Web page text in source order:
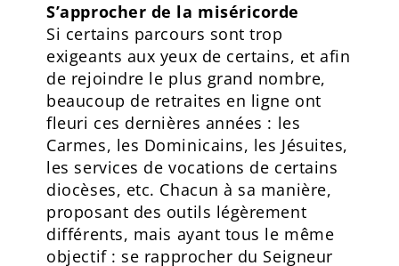
S’approcher de la miséricorde
Si certains parcours sont trop
exigeants aux yeux de certains, et afin
de rejoindre le plus grand nombre,
beaucoup de retraites en ligne ont
fleuri ces dernières années : les
Carmes, les Dominicains, les Jésuites,
les services de vocations de certains
diocèses, etc. Chacun à sa manière,
proposant des outils légèrement
différents, mais ayant tous le même
objectif : se rapprocher du Seigneur